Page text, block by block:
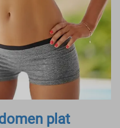
plat